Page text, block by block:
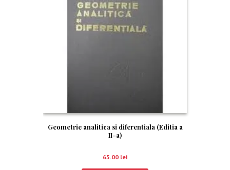
Geometrie analitica si diferentiala (Editia a
II-a)
65.00 lei